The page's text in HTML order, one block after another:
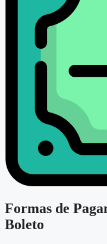
Formas de
Boleto